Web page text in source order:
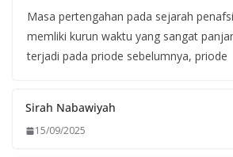
Masa pertengahan pada sejarah
memliki kurun waktu yang sangat
terjadi pada priode sebelumnya, priode
Sirah Nabawiyah
15/09/2025